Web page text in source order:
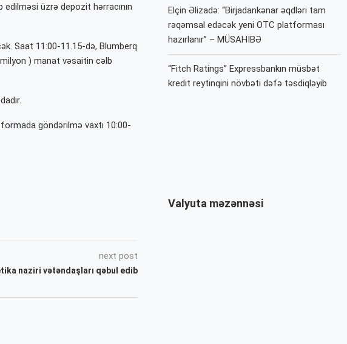
üzrə depozit hərracının
Saat 11:00-11.15-də, Blumberq
) manat vəsaitin cəlb
göndərilmə vaxtı 10:00-
next post
naziri vətəndaşları qəbul edib
Elçin Əlizadə: “Birjadankənar əqdləri tam
rəqəmsal edəcək yeni OTC platforması
hazırlanır” – MÜSAHİBƏ
“Fitch Ratings” Expressbankın müsbət
kredit reytinqini növbəti dəfə təsdiqləyib
Valyuta məzənnəsi